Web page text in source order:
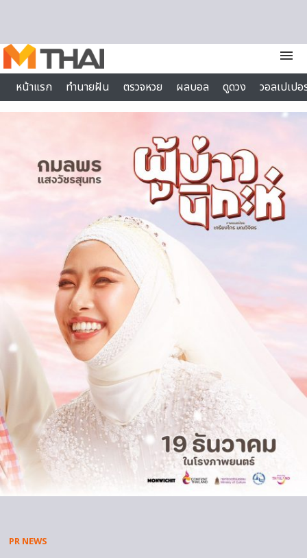
menu
หน้าแรก
ทำนายฝัน ตรวจหวย ผลบอล ดูดวง
วอลเปเป
ไลฟ์สไตล์
PR NEWS